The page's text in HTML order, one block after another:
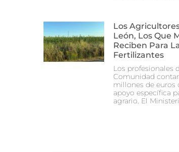
Los
León, Los Que
Reciben Para
Fertilizantes
Los profesionales
Comunidad
millones de
apoyo específica
agrario. El